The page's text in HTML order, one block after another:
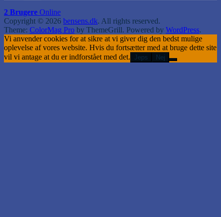
2 Brugere Online
Copyright © 2026 bensens.dk. All rights reserved.
Theme: ColorMag Pro by ThemeGrill. Powered by WordPress.
Vi anvender cookies for at sikre at vi giver dig den bedst mulige
oplevelse af vores website. Hvis du fortsætter med at bruge dette site
vil vi antage at du er indforstået med det. Jeps Nej